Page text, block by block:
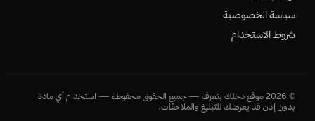
سياسة الخصوصية
شروط الاستخدام
©
2026 موقع دخلك بتعرف — جميع الحقوق محفوظة — استخدام أي مادة
بدون إذن قد يعرضك للتبليغ والملاحقات.